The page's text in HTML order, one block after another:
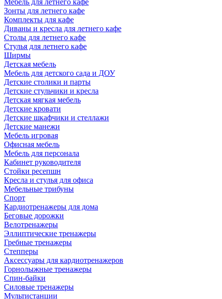
Мебель для летнего кафе
Зонты для летнего кафе
Комплекты для кафе
Диваны и кресла для летнего кафе
Столы для летнего кафе
Стулья для летнего кафе
Ширмы
Детская мебель
Мебель для детского сада и ДОУ
Детские столики и парты
Детские стульчики и кресла
Детская мягкая мебель
Детские кровати
Детские шкафчики и стеллажи
Детские манежи
Мебель игровая
Офисная мебель
Мебель для персонала
Кабинет руководителя
Стойки ресепшн
Кресла и стулья для офиса
Мебельные трибуны
Спорт
Кардиотренажеры для дома
Беговые дорожки
Велотренажеры
Эллиптические тренажеры
Гребные тренажеры
Степперы
Аксессуары для кардиотренажеров
Горнолыжные тренажеры
Спин-байки
Силовые тренажеры
Мультистанции